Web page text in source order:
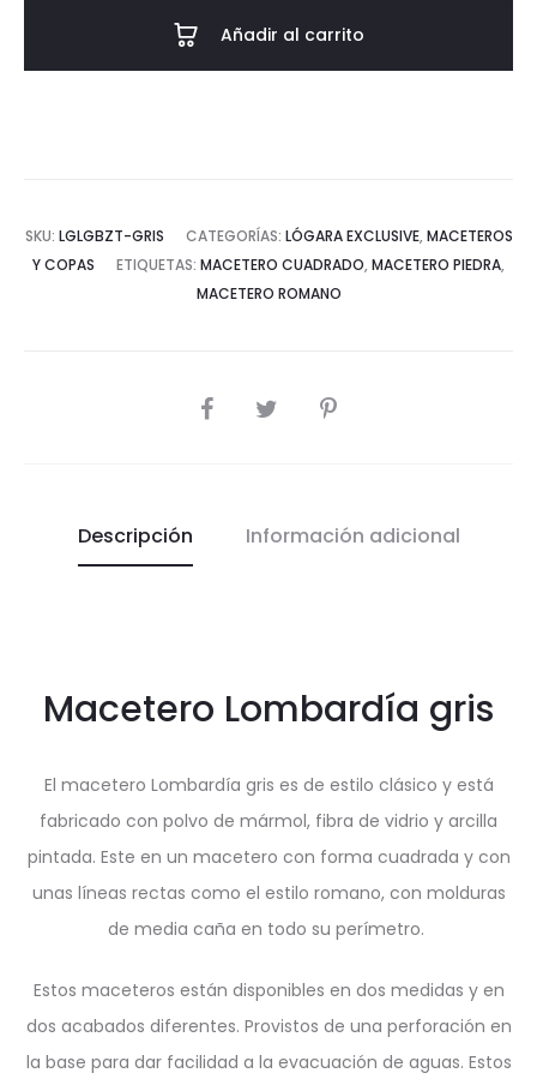
Añadir al carrito
SKU: LGLGBZT-GRIS CATEGORÍAS: LÓGARA EXCLUSIVE, MACETEROS
Y COPAS
ETIQUETAS: MACETERO CUADRADO, MACETERO PIEDRA,
MACETERO ROMANO
COMPARTIR
Descripción Información adicional
Macetero Lombardía gris
El macetero Lombardía gris es de estilo clásico y está
fabricado con polvo de mármol, fibra de vidrio y arcilla
pintada. Este en un macetero con forma cuadrada y con
unas líneas rectas como el estilo romano, con molduras
de media caña en todo su perímetro.
Estos maceteros están disponibles en dos medidas y en
dos acabados diferentes. Provistos de una perforación en
la base para dar facilidad a la evacuación de aguas. Estos